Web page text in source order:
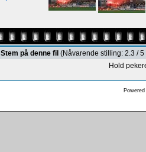
Stem på denne fil (Nåvarende stilling: 2.3 /
Hold